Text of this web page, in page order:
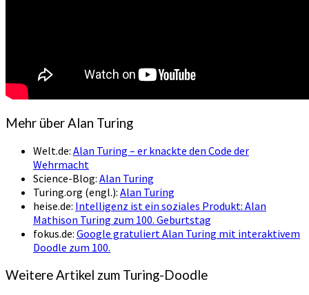
Mehr über Alan Turing
Welt.de: Alan Turing – er knackte den Code der
Wehrmacht
Science-Blog: Alan Turing
Turing.org (engl.): Alan Turing
heise.de: Intelligenz ist ein soziales Produkt: Alan
Mathison Turing zum 100. Geburtstag
fokus.de: Google gratuliert Alan Turing mit interaktivem
Doodle zum 100.
Weitere Artikel zum Turing-Doodle